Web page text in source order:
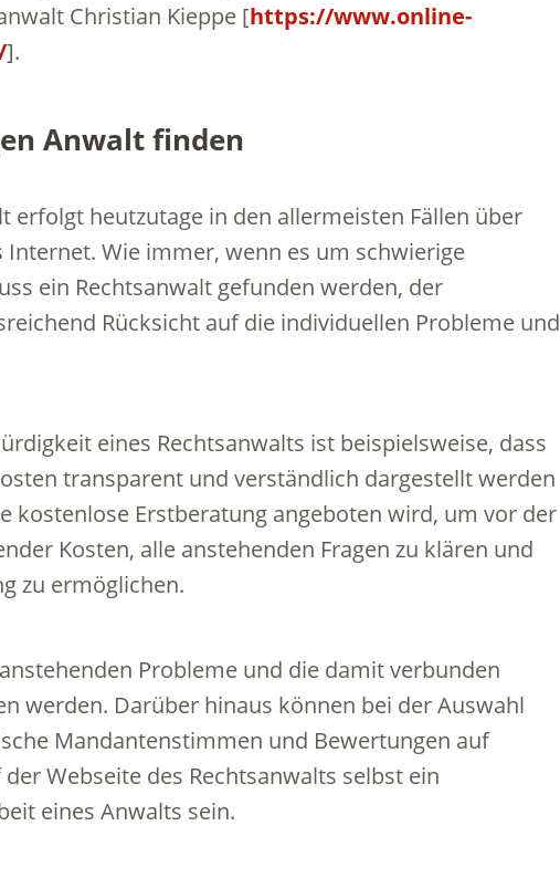
Christian Kieppe [https://www.online-
].
Anwalt finden
erfolgt heutzutage in den allermeisten Fällen über
Internet. Wie immer, wenn es um schwierige
ein Rechtsanwalt gefunden werden, der
Rücksicht auf die individuellen Probleme und
eines Rechtsanwalts ist beispielsweise, dass
transparent und verständlich dargestellt werden
kostenlose Erstberatung angeboten wird, um vor der
Kosten, alle anstehenden Fragen zu klären und
zu ermöglichen.
Probleme und die damit verbunden
werden. Darüber hinaus können bei der Auswahl
Mandantenstimmen und Bewertungen auf
Webseite des Rechtsanwalts selbst ein
eines Anwalts sein.